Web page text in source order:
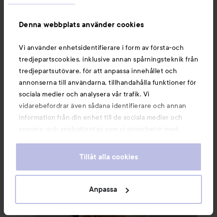
Denna webbplats använder cookies
Vi använder enhetsidentifierare i form av första-och
tredjepartscookies, inklusive annan spårningsteknik från
tredjepartsutövare, för att anpassa innehållet och
annonserna till användarna, tillhandahålla funktioner för
sociala medier och analysera vår trafik. Vi
vidarebefordrar även sådana identifierare och annan
information från din enhet till de sociala medier och
annons- och analysföretag som vi samarbetar med.
information som du har tillhandahållit eller som de har
våra cookies vid fortsatt användande av vår webbplats.
För information om hur du kan ändra inställningarna för
Tillåt alla cookies
Anpassa
Översatt från norska